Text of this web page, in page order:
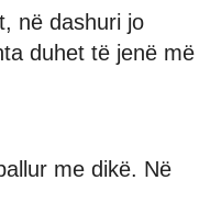
në dashuri jo
duhet të jenë më
me dikë. Në